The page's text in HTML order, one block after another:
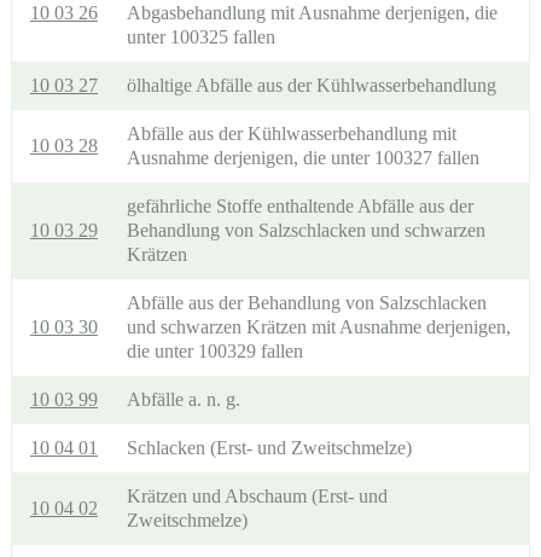
10 03 26
Abgasbehandlung mit Ausnahme derjenigen, die
unter 100325 fallen
10 03 27 ölhaltige Abfälle aus der Kühlwasserbehandlung
10 03 28
Abfälle aus der Kühlwasserbehandlung mit
Ausnahme derjenigen, die unter 100327 fallen
10 03 29
gefährliche Stoffe enthaltende Abfälle aus der
Behandlung von Salzschlacken und schwarzen
Krätzen
10 03 30
Abfälle aus der Behandlung von Salzschlacken
und schwarzen Krätzen mit Ausnahme derjenigen,
die unter 100329 fallen
10 03 99 Abfälle a. n. g.
10 04 01 Schlacken (Erst- und Zweitschmelze)
10 04 02
Krätzen und Abschaum (Erst- und
Zweitschmelze)